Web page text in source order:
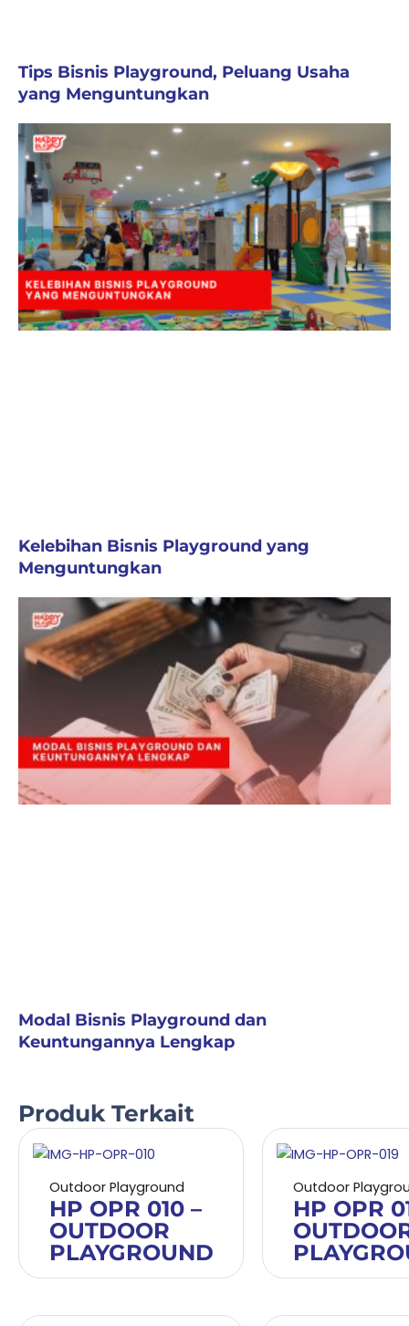
Tips Bisnis Playground, Peluang Usaha
yang Menguntungkan
Kelebihan Bisnis Playground yang
Menguntungkan
Modal Bisnis Playground dan
Keuntungannya Lengkap
Produk Terkait
Outdoor Playground
HP OPR 010 –
OUTDOOR
PLAYGROUND
Outdoor
HP OPR